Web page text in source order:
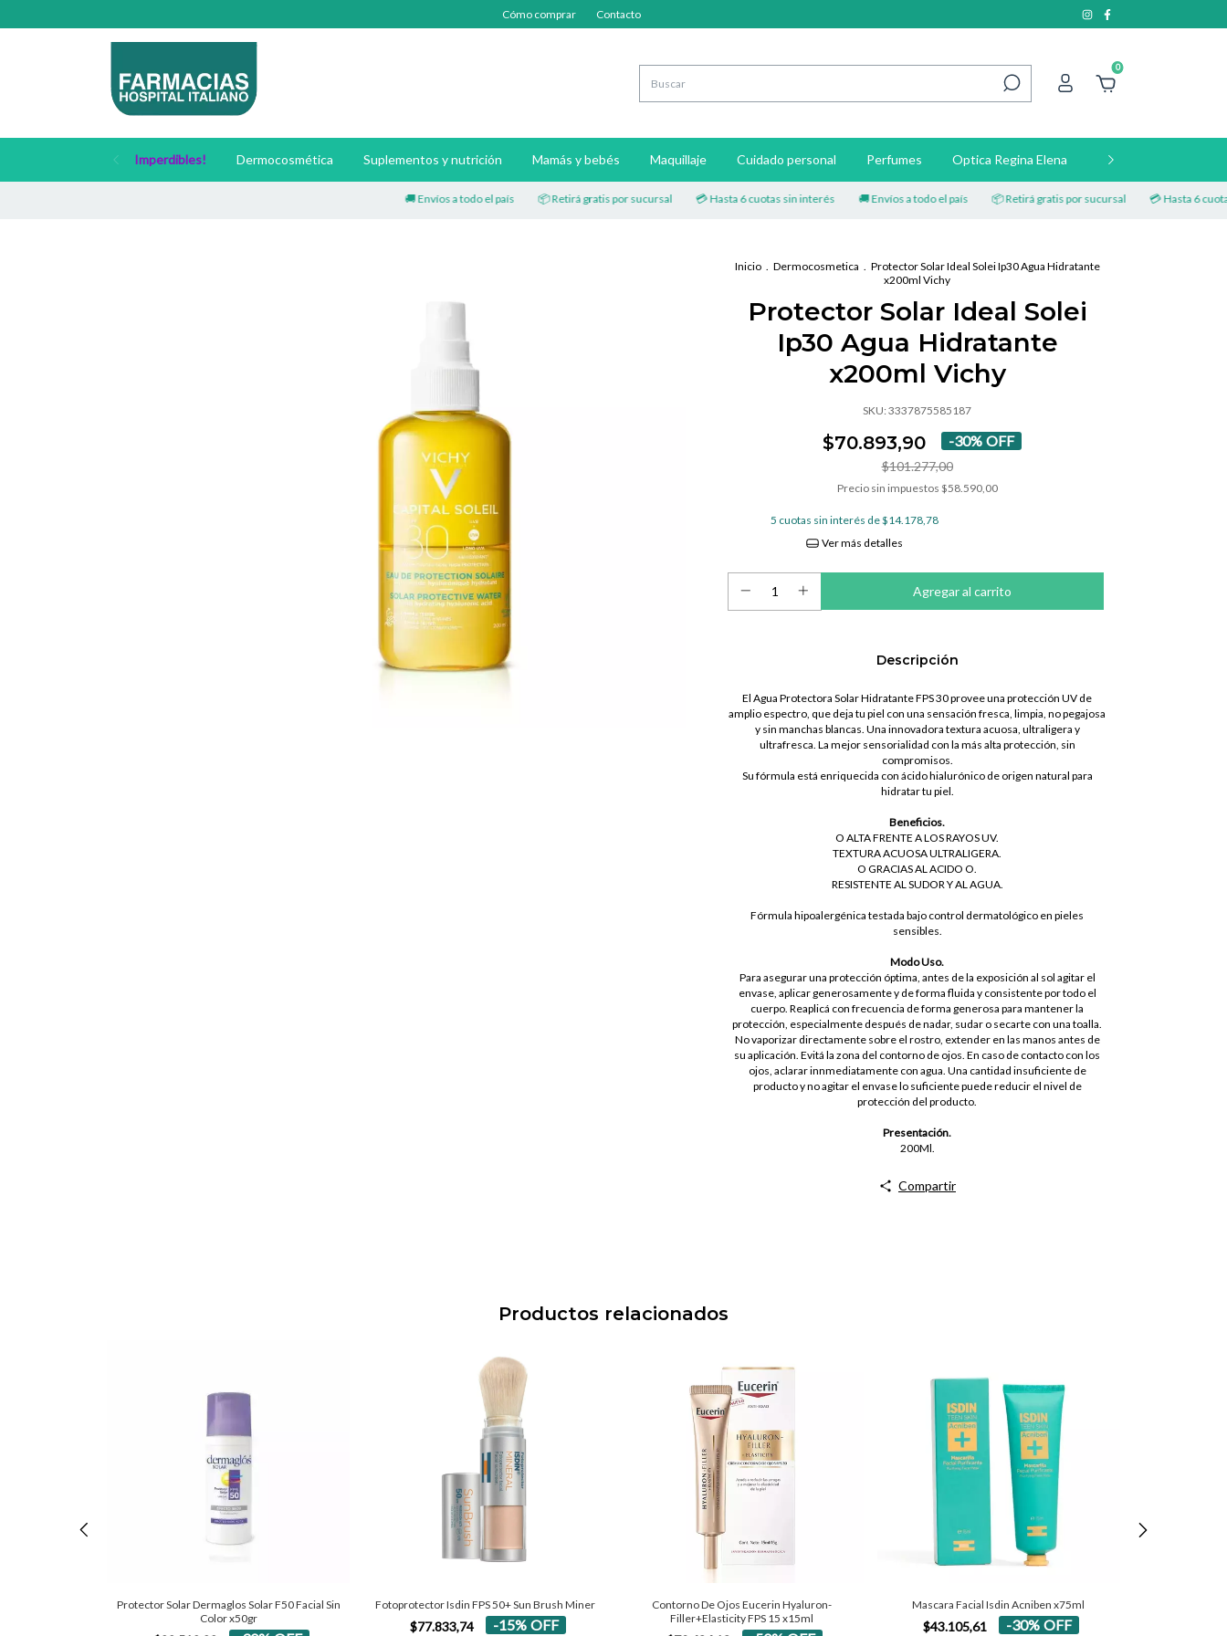
Cómo comprar Contacto
0
Imperdibles! Dermocosmética Suplementos y nutrición Mamás y bebés Maquillaje Cuidado personal Perfumes Optica Regina Elena Contacto
🚚 Envíos a todo el país 📦 Retirá gratis por sucursal 💳 Hasta 6 cuotas sin interés 🚚 Envíos a todo el país 📦 Retirá gratis por sucursal 💳 Hasta 6 cuotas sin
Inicio . Dermocosmetica . Protector Solar Ideal Solei Ip30 Agua Hidratante
x200ml Vichy
Protector Solar Ideal Solei
Ip30 Agua Hidratante
x200ml Vichy
SKU: 3337875585187
$70.893,90 -30% OFF
$101.277,00
Precio sin impuestos $58.590,00
5 cuotas sin interés de$14.178,78
Ver más detalles
Descripción
El Agua Protectora Solar Hidratante FPS 30 provee una protección UV de
amplio espectro, que deja tu piel con una sensación fresca, limpia, no pegajosa
y sin manchas blancas. Una innovadora textura acuosa, ultraligera y
ultrafresca. La mejor sensorialidad con la más alta protección, sin
compromisos.
Su fórmula está enriquecida con ácido hialurónico de origen natural para
hidratar tu piel.
Beneficios.
O ALTA FRENTE A LOS RAYOS UV.
TEXTURA ACUOSA ULTRALIGERA.
O GRACIAS AL ACIDO O.
RESISTENTE AL SUDOR Y AL AGUA.
Fórmula hipoalergénica testada bajo control dermatológico en pieles
sensibles.
Modo Uso.
Para asegurar una protección óptima, antes de la exposición al sol agitar el
envase, aplicar generosamente y de forma fluida y consistente por todo el
cuerpo. Reaplicá con frecuencia de forma generosa para mantener la
protección, especialmente después de nadar, sudar o secarte con una toalla.
No vaporizar directamente sobre el rostro, extender en las manos antes de
su aplicación. Evitá la zona del contorno de ojos. En caso de contacto con los
ojos, aclarar innmediatamente con agua. Una cantidad insuficiente de
producto y no agitar el envase lo suficiente puede reducir el nivel de
protección del producto.
Presentación.
200Ml.
Compartir
Productos relacionados
Protector Solar Dermaglos Solar F50 Facial Sin
Color x50gr
Fotoprotector Isdin FPS 50+ Sun Brush Miner
$77.833,74 -15% OFF
Contorno De Ojos Eucerin Hyaluron-
Filler+Elasticity FPS 15 x15ml
Mascara Facial Isdin Acniben x75ml
$43.105,61 -30%OFF